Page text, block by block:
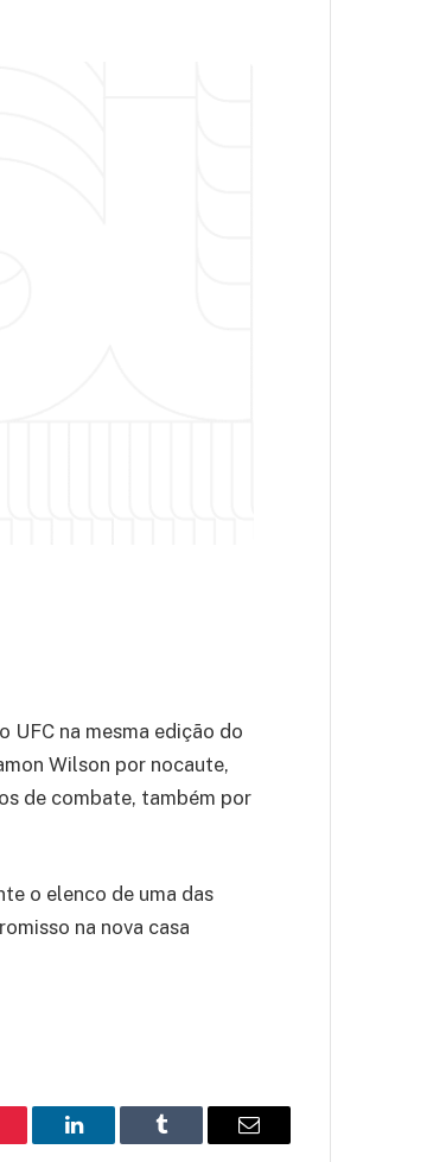
UFC na mesma edição do
Wilson por nocaute,
de combate, também por
o elenco de uma das
na nova casa
LinkedIn Tumblr Email